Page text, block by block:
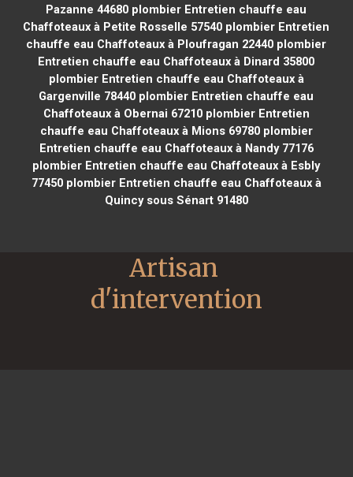
Pazanne 44680 plombier Entretien chauffe eau
Chaffoteaux à Petite Rosselle 57540 plombier Entretien
chauffe eau Chaffoteaux à Ploufragan 22440 plombier
Entretien chauffe eau Chaffoteaux à Dinard 35800
plombier Entretien chauffe eau Chaffoteaux à
Gargenville 78440 plombier Entretien chauffe eau
Chaffoteaux à Obernai 67210plombier Entretien
chauffe eau Chaffoteaux à Mions 69780plombier
Entretien chauffe eau Chaffoteaux à Nandy 77176
plombier Entretien chauffe eau Chaffoteaux à Esbly
77450plombier Entretien chauffe eau Chaffoteaux à
Quincy sous Sénart 91480
Artisan
d'intervention